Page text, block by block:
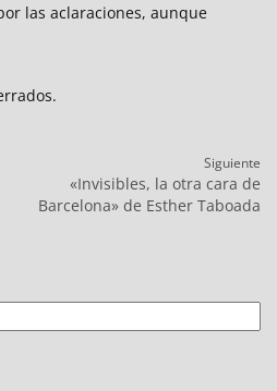
las aclaraciones, aunque
Siguiente
Entrada
siguiente:
«Invisibles, la otra cara de
Barcelona» de Esther Taboada